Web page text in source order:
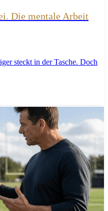
Die mentale Arbeit
steckt in der Tasche. Doch